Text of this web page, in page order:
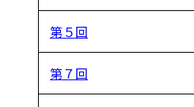
第５回
第７回